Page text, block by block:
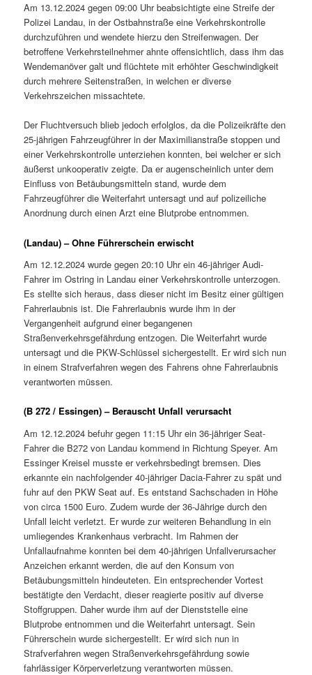
Am 13.12.2024 gegen 09:00 Uhr beabsichtigte eine Streife der
Polizei Landau, in der Ostbahnstraße eine Verkehrskontrolle
durchzuführen und wendete hierzu den Streifenwagen. Der
betroffene Verkehrsteilnehmer ahnte offensichtlich, dass ihm das
Wendemanöver galt und flüchtete mit erhöhter Geschwindigkeit
durch mehrere Seitenstraßen, in welchen er diverse
Verkehrszeichen missachtete.
Der Fluchtversuch blieb jedoch erfolglos, da die Polizeikräfte den
25-jährigen Fahrzeugführer in der Maximilianstraße stoppen und
einer Verkehrskontrolle unterziehen konnten, bei welcher er sich
äußerst unkooperativ zeigte. Da er augenscheinlich unter dem
Einfluss von Betäubungsmitteln stand, wurde dem
Fahrzeugführer die Weiterfahrt untersagt und auf polizeiliche
Anordnung durch einen Arzt eine Blutprobe entnommen.
(Landau) – Ohne Führerschein erwischt
Am 12.12.2024 wurde gegen 20:10 Uhr ein 46-jähriger Audi-
Fahrer im Ostring in Landau einer Verkehrskontrolle unterzogen.
Es stellte sich heraus, dass dieser nicht im Besitz einer gültigen
Fahrerlaubnis ist. Die Fahrerlaubnis wurde ihm in der
Vergangenheit aufgrund einer begangenen
Straßenverkehrsgefährdung entzogen. Die Weiterfahrt wurde
untersagt und die PKW-Schlüssel sichergestellt. Er wird sich nun
in einem Strafverfahren wegen des Fahrens ohne Fahrerlaubnis
verantworten müssen.
(B 272 / Essingen) – Berauscht Unfall verursacht
Am 12.12.2024 befuhr gegen 11:15 Uhr ein 36-jähriger Seat-
Fahrer die B272 von Landau kommend in Richtung Speyer. Am
Essinger Kreisel musste er verkehrsbedingt bremsen. Dies
erkannte ein nachfolgender 40-jähriger Dacia-Fahrer zu spät und
fuhr auf den PKW Seat auf. Es entstand Sachschaden in Höhe
von circa 1500 Euro. Zudem wurde der 36-Jährige durch den
Unfall leicht verletzt. Er wurde zur weiteren Behandlung in ein
umliegendes Krankenhaus verbracht. Im Rahmen der
Unfallaufnahme konnten bei dem 40-jährigen Unfallverursacher
Anzeichen erkannt werden, die auf den Konsum von
Betäubungsmitteln hindeuteten. Ein entsprechender Vortest
bestätigte den Verdacht, dieser reagierte positiv auf diverse
Stoffgruppen. Daher wurde ihm auf der Dienststelle eine
Blutprobe entnommen und die Weiterfahrt untersagt. Sein
Führerschein wurde sichergestellt. Er wird sich nun in
Strafverfahren wegen Straßenverkehrsgefährdung sowie
fahrlässiger Körperverletzung verantworten müssen.